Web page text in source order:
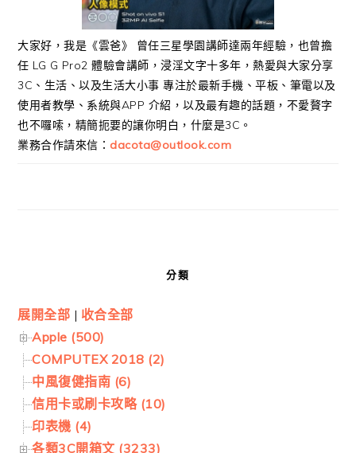
大家好，我是《雲爸》 曾任三星學園講師達兩年經驗，也曾擔
任 LG G Pro2 體驗會講師，浸淫文字十多年，熱愛與大家分享
3C、生活、以及生活大小事 專注於最新手機、平板、筆電以及
使用者教學、系統與APP 介紹，以及最有趣的話題，不愛贅字
也不囉嗦，精簡扼要的讓你明白，什麼是3C。
業務合作請來信： dacota@outlook.com
分類
展開全部 | 收合全部
Apple (500)
COMPUTEX 2018 (2)
中風復健指南 (6)
信用卡或刷卡攻略 (10)
印表機 (4)
各類3C開箱文 (3233)